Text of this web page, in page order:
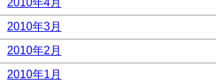
2010年4月
2010年3月
2010年2月
2010年1月